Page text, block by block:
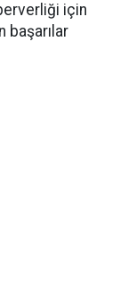
için
başarılar